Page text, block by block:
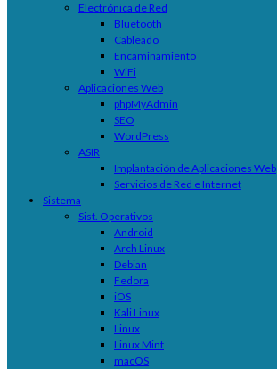
Electrónica de Red
Bluetooth
Cableado
Encaminamiento
WiFi
Aplicaciones Web
phpMyAdmin
SEO
WordPress
ASIR
Implantación de Aplicaciones Web
Servicios de Red e Internet
Sistema
Sist. Operativos
Android
Arch Linux
Debian
Fedora
iOS
Kali Linux
Linux
Linux Mint
macOS